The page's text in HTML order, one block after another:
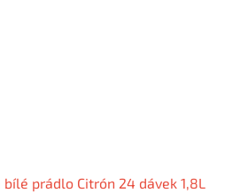
prádlo Citrón 24 dávek 1,8L